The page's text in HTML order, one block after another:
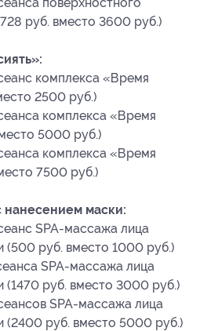
руб. вместо 3600 руб.)
комплекса «Время
2500 руб.)
комплекса «Время
5000 руб.)
комплекса «Время
7500 руб.)
нанесением маски:
SPA-массажа лица
(500 руб. вместо 1000 руб.)
SPA-массажа лица
(1470 руб. вместо 3000 руб.)
SPA-массажа лица
(2400 руб. вместо 5000 руб.)